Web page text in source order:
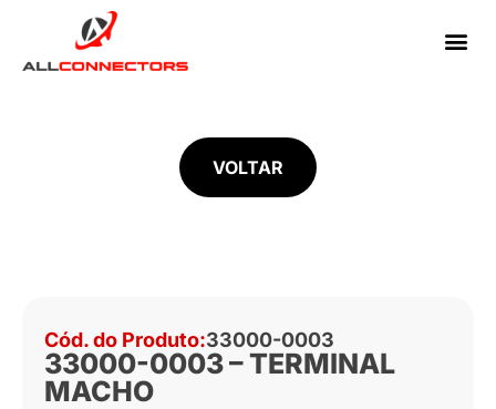
VOLTAR
Cód. do Produto:33000-0003
33000-0003 – TERMINAL
MACHO